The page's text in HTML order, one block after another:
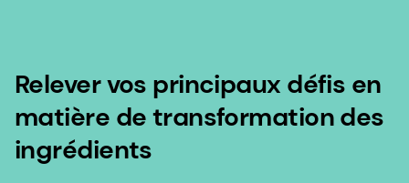
Relever vos principaux défis en
matière de transformation des
ingrédients